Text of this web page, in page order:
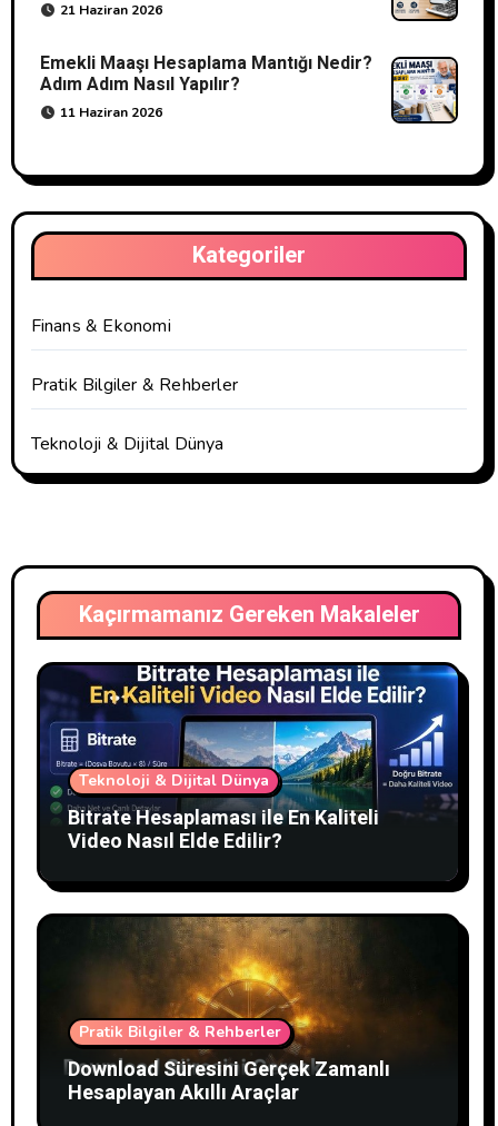
21 Haziran 2026
Emekli Maaşı Hesaplama Mantığı Nedir?
Adım Adım Nasıl Yapılır?
11 Haziran 2026
Kategoriler
Finans & Ekonomi
Pratik Bilgiler & Rehberler
Teknoloji & Dijital Dünya
Kaçırmamanız Gereken Makaleler
Teknoloji & Dijital Dünya
Bitrate Hesaplaması ile En Kaliteli
Video Nasıl Elde Edilir?
Pratik Bilgiler & Rehberler
Download Süresini Gerçek Zamanlı
Hesaplayan Akıllı Araçlar